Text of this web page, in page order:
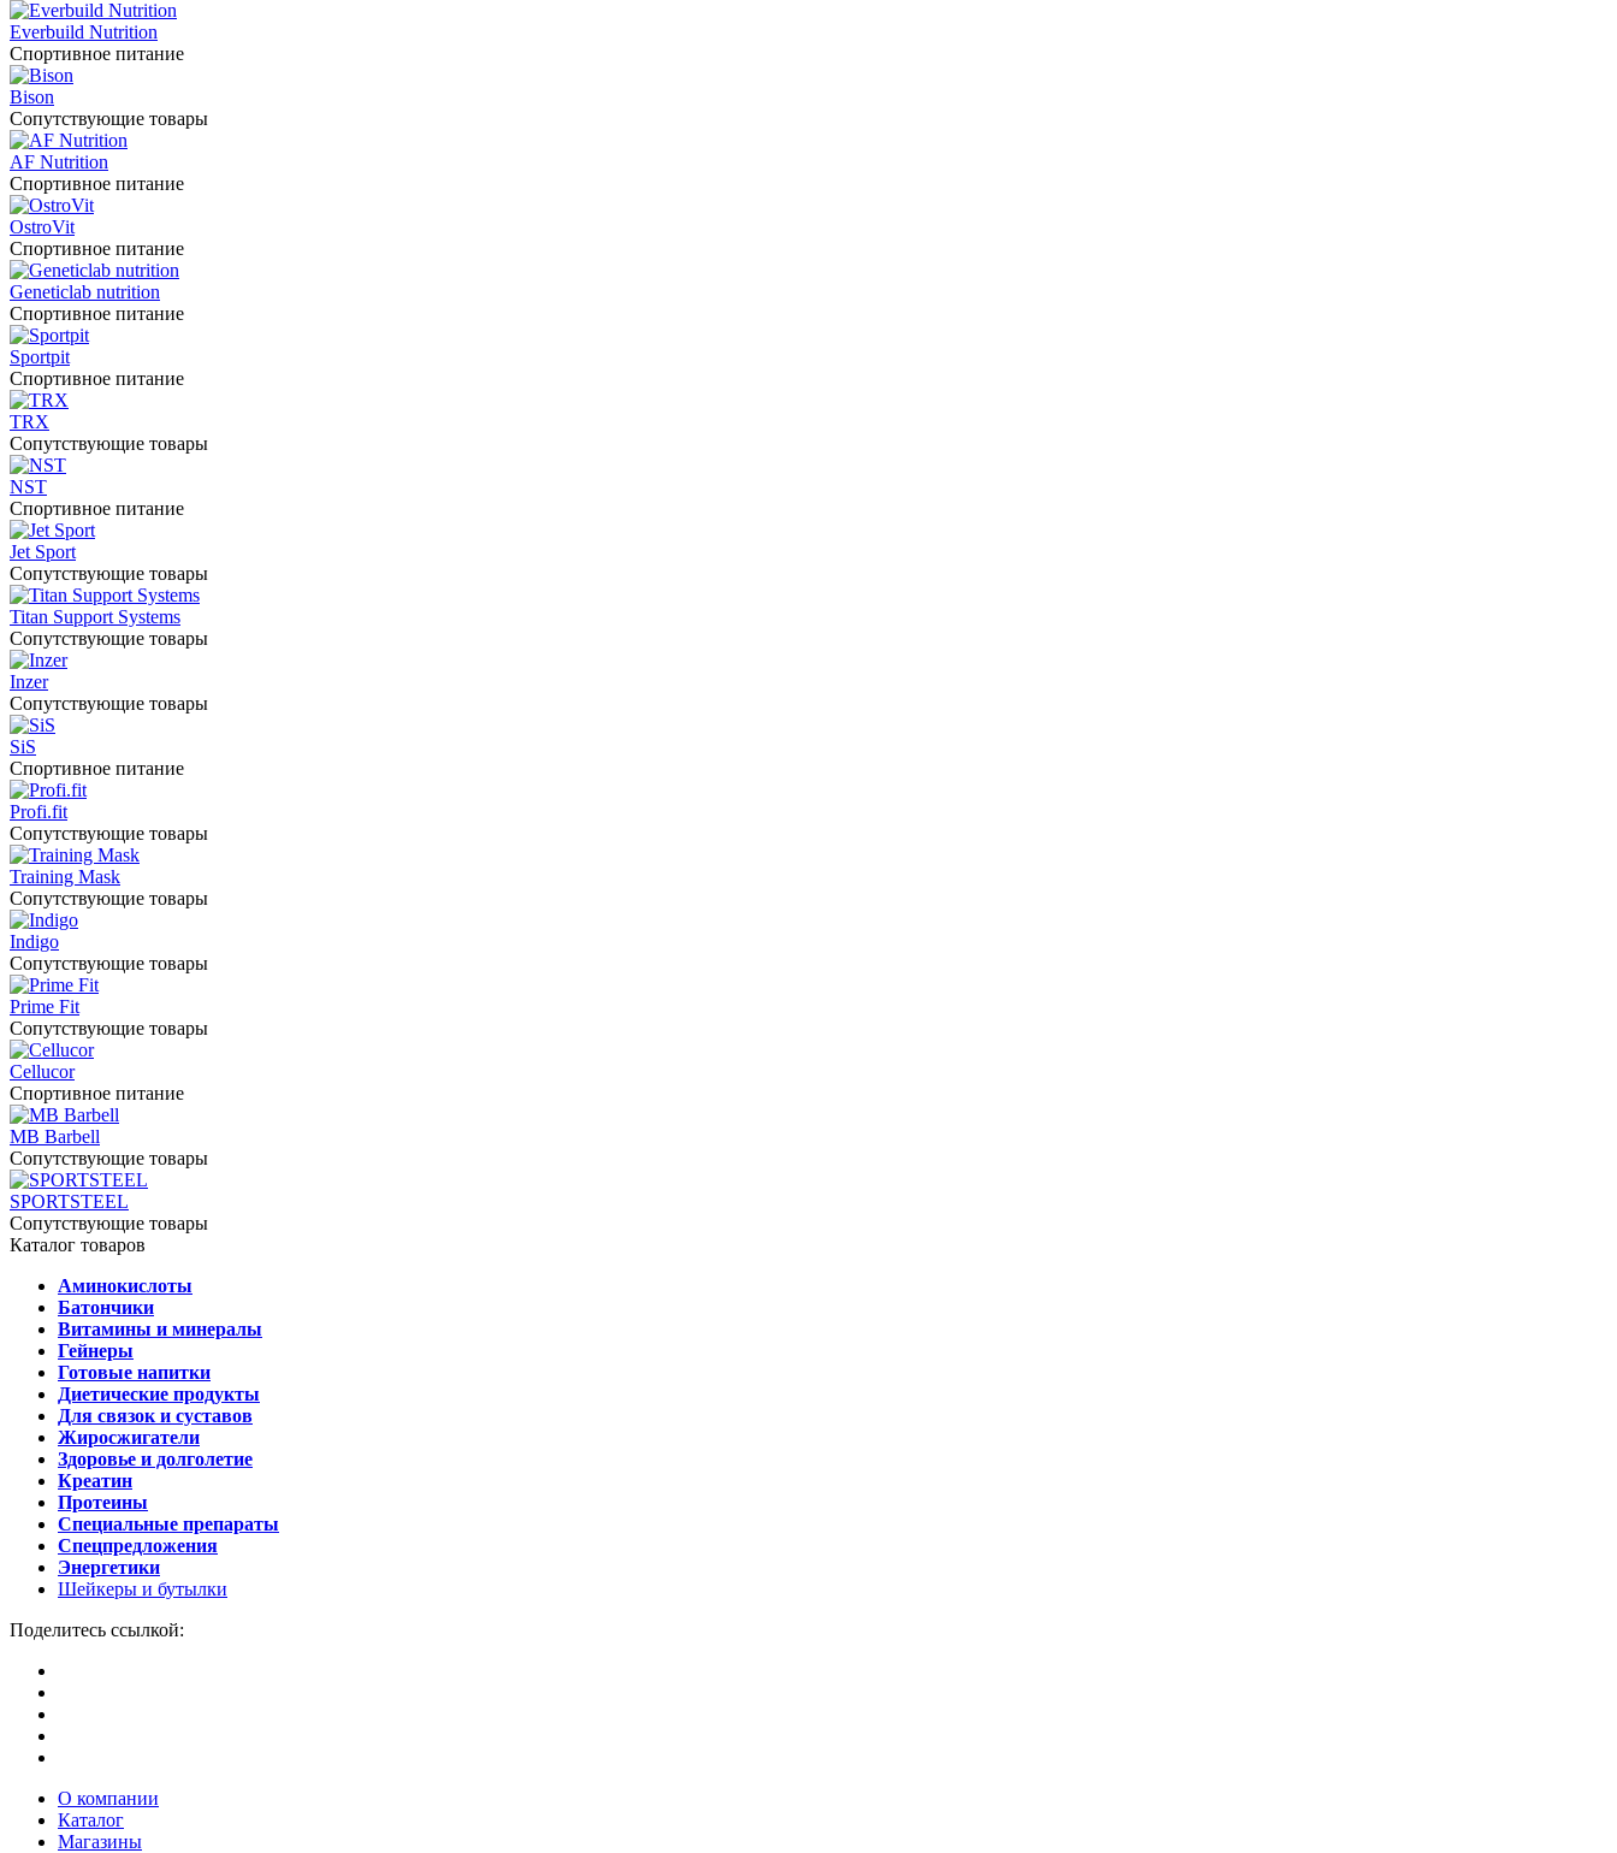
Everbuild Nutrition
Спортивное питание
Bison
Сопутствующие товары
AF Nutrition
Спортивное питание
OstroVit
Спортивное питание
Geneticlab nutrition
Спортивное питание
Sportpit
Спортивное питание
TRX
Сопутствующие товары
NST
Спортивное питание
Jet Sport
Сопутствующие товары
Titan Support Systems
Сопутствующие товары
Inzer
Сопутствующие товары
SiS
Спортивное питание
Profi.fit
Сопутствующие товары
Training Mask
Сопутствующие товары
Indigo
Сопутствующие товары
Prime Fit
Сопутствующие товары
Cellucor
Спортивное питание
MB Barbell
Сопутствующие товары
SPORTSTEEL
Сопутствующие товары
Каталог товаров
Аминокислоты
Батончики
Витамины и минералы
Гейнеры
Готовые напитки
Диетические продукты
Для связок и суставов
Жиросжигатели
Здоровье и долголетие
Креатин
Протеины
Специальные препараты
Спецпредложения
Энергетики
Шейкеры и бутылки
Поделитесь ссылкой:
О компании
Каталог
Магазины